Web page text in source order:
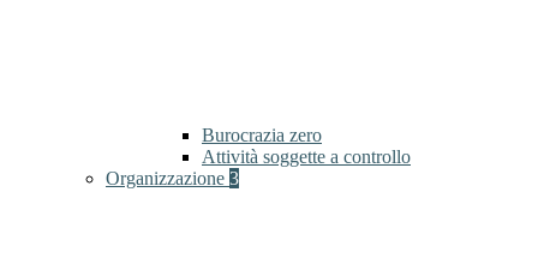
Burocrazia zero
Attività soggette a controllo
Organizzazione 3